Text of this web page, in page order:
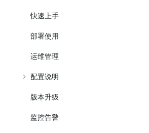
快速上手
部署使用
运维管理
配置说明
版本升级
监控告警